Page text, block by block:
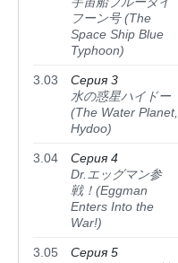
フーン号 (The
Space Ship Blue
Typhoon)
3.03
Серия 3
水の惑星ハイドー
(The Water Planet,
Hydoo)
3.04
Серия 4
Dr.エッグマン参
戦！(Eggman
Enters Into the
War!)
3.05
Серия 5